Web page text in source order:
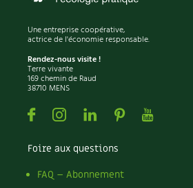
Soins et cosmétiques au naturel
Société et alternatives
Une entreprise coopérative,
actrice de l'économie responsable.
Rendez-nous visite !
Terre vivante
169 chemin de Raud
38710 MENS
FacebookInstagramLinkedin
PinterestYoutube
Foire aux questions
FAQ – Abonnement